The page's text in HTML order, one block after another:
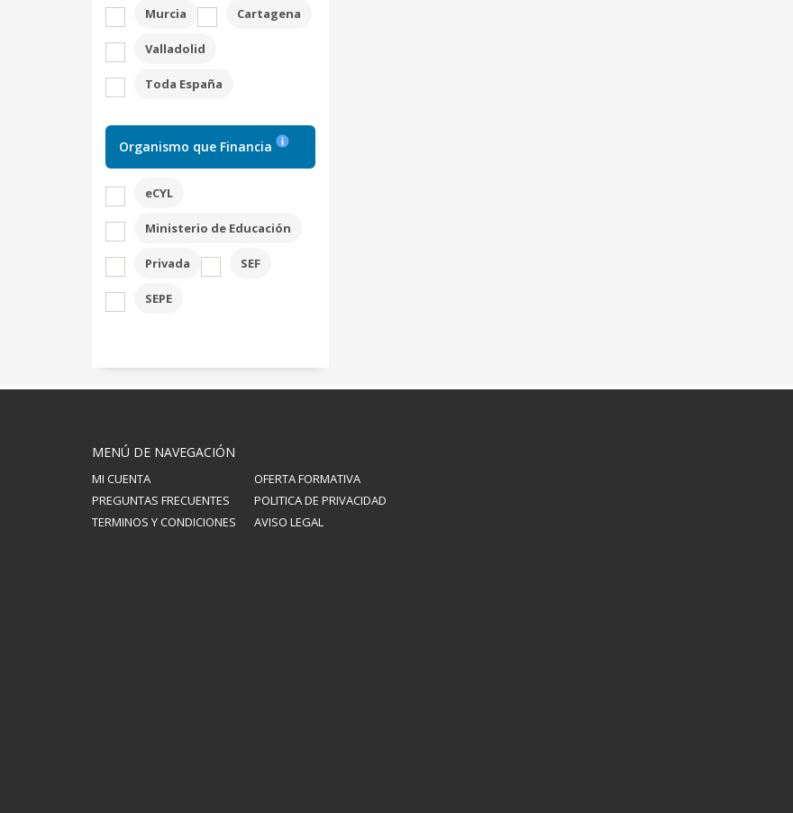
Murcia Cartagena
Valladolid
Toda España
Organismo que Financia
eCYL
Ministerio de Educación
Privada SEF
SEPE
MENÚ DE NAVEGACIÓN
MI CUENTA
OFERTA FORMATIVA
PREGUNTAS FRECUENTES
POLITICA DE PRIVACIDAD
TERMINOS Y CONDICIONES
AVISO LEGAL